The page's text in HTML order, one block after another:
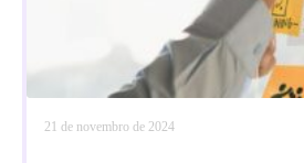
21 de novembro de 2024